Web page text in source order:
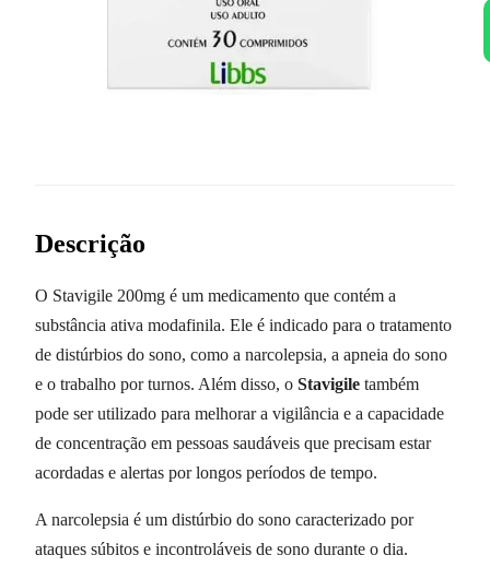
Descrição
O Stavigile 200mg é um medicamento que contém a
substância ativa modafinila. Ele é indicado para o tratamento
de distúrbios do sono, como a narcolepsia, a apneia do sono
e o trabalho por turnos. Além disso, o Stavigile também
pode ser utilizado para melhorar a vigilância e a capacidade
de concentração em pessoas saudáveis que precisam estar
acordadas e alertas por longos períodos de tempo.
A narcolepsia é um distúrbio do sono caracterizado por
ataques súbitos e incontroláveis de sono durante o dia.